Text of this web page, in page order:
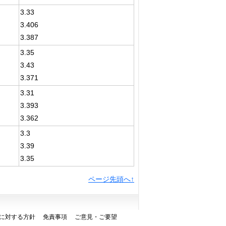
3.33
3.406
3.387
3.35
3.43
3.371
3.31
3.393
3.362
3.3
3.39
3.35
ページ先頭へ↑
対する方針 免責事項 ご意見・ご要望